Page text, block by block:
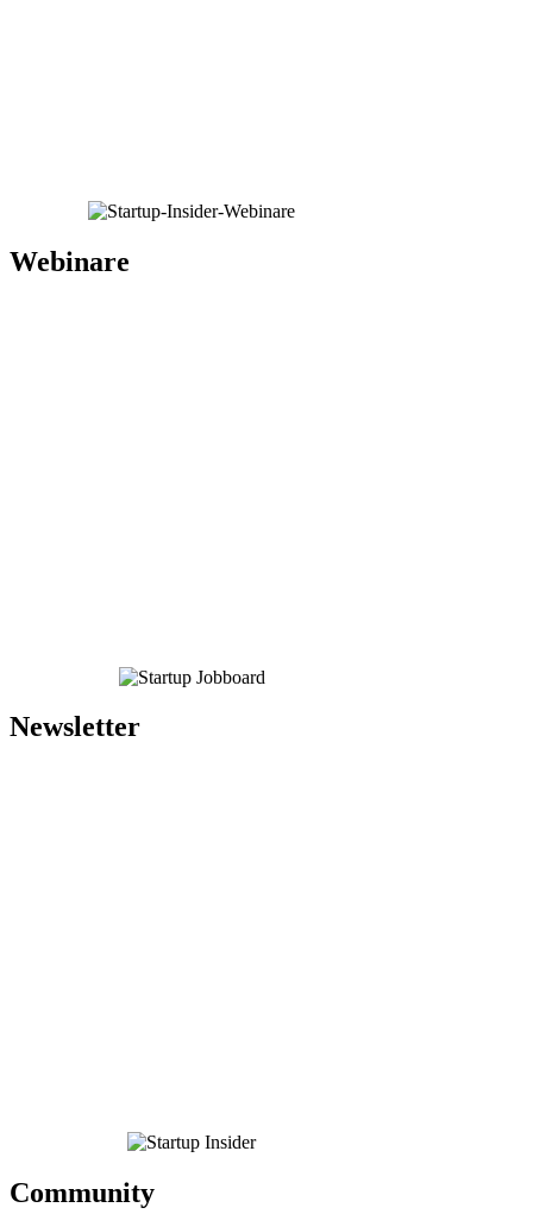
Webinare
Newsletter
Community